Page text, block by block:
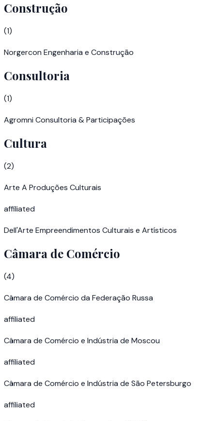
Construção
(1)
Norgercon Engenharia e Construção
Consultoria
(1)
Agromni Consultoria & Participações
Cultura
(2)
Arte A Produções Culturais
affiliated
Dell'Arte Empreendimentos Culturais e Artísticos
Câmara de Comércio
(4)
Câmara de Comércio da Federação Russa
affiliated
Câmara de Comércio e Indústria de Moscou
affiliated
Câmara de Comércio e Indústria de São Petersburgo
affiliated